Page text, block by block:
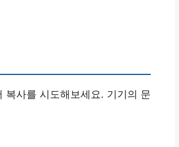
복사를 시도해보세요. 기기의 문